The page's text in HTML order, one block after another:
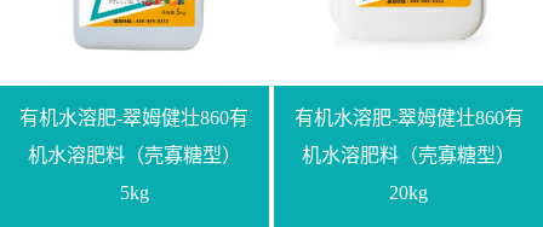
准】Q/LML O01-2022【使
用方法】1、飞防：每亩
复配其他农药、肥料并提
高药效，间隔2-3周，可连
效物质】有机质≥40%;小分
子有机碳≥23%;壳寡糖
底肥：亩用本品40kg-
100kg可替代有机肥，配合
有机水溶肥-翠姆健壮860有
机水溶肥料（壳寡糖型）
5kg
有机水溶肥-翠姆健壮860有
机水溶肥料（壳寡糖型）
20kg